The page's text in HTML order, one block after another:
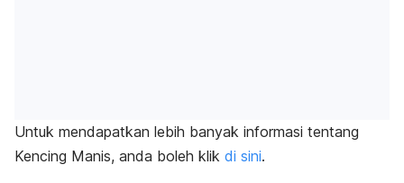
Untuk mendapatkan lebih banyak informasi tentang
Kencing Manis, anda boleh klik di sini.